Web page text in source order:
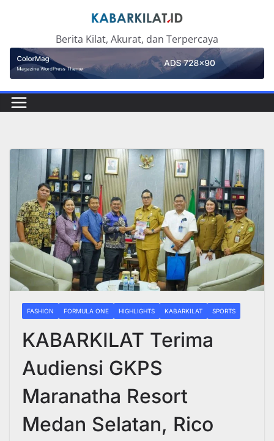
Berita Kilat, Akurat, dan Terpercaya
FASHION FORMULA ONE HIGHLIGHTS KABARKILAT SPORTS
KABARKILAT Terima
Audiensi GKPS
Maranatha Resort
Medan Selatan, Rico